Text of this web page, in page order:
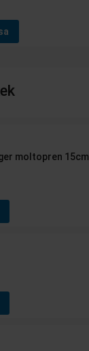
választhatók
moltopren 15cm